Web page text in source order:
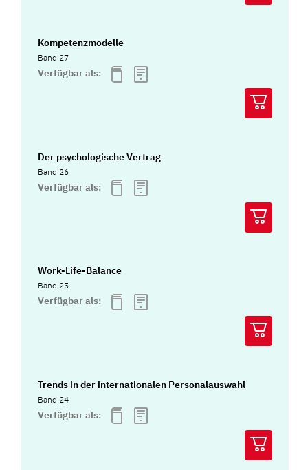
Kompetenzmodelle
Band 27
Verfügbar als:
Der psychologische Vertrag
Band 26
Verfügbar als:
Work-Life-Balance
Band 25
Verfügbar als:
Trends in der internationalen Personalauswahl
Band 24
Verfügbar als: